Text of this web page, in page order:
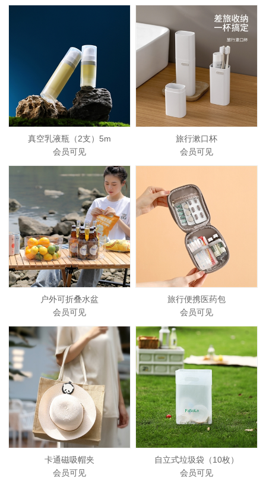
真空乳液瓶（2支）5m
会员可见
旅行漱口杯
会员可见
户外可折叠水盆
会员可见
旅行便携医药包
会员可见
卡通磁吸帽夹
会员可见
自立式垃圾袋（10枚）
会员可见